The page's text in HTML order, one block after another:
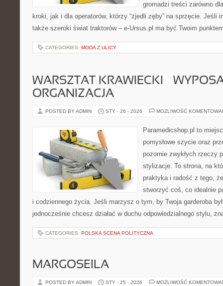
gromadzi treści zarówno
kroki, jak i dla operatorów, którzy “zjedli zęby” na sprzęcie. Jeśli
także szeroki świat traktorów – e-Ursus.pl ma być Twoim
CATEGORIES: MODA Z ULICY
WARSZTAT KRAWIECKI –
ORGANIZACJA
POSTED BY ADMIN STY - 26 - 2026 MOŻLIWOŚĆ
Paramedicshop.pl to
pomysłowe szycie oraz
pozornie zwykłych rzeczy
stylizacje. To strona, na
praktyka i radość z tego,
stworzyć coś, co idealnie
i codziennego życia. Jeśli marzysz o tym, by Twoja garderoba
jednocześnie chcesz działać w duchu odpowiedzialnego stylu,
CATEGORIES: POLSKA SCENA POLITYCZNA
MARGOSEILA
POSTED BY ADMIN STY - 25 - 2026 MOŻLIWOŚĆ